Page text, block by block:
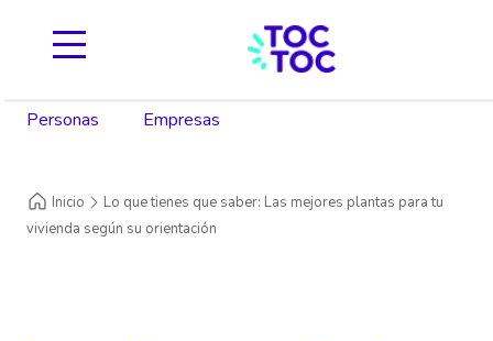
Personas Empresas
Inicio
Lo que tienes que saber: Las mejores plantas para tu
vivienda según su orientación